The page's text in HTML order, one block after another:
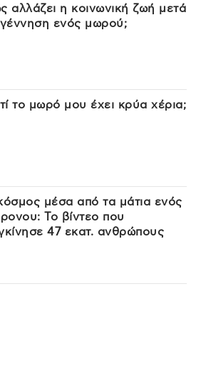
αλλάζει η κοινωνική ζωή μετά
ενός μωρού;
το μωρό μου έχει κρύα χέρια;
μέσα από τα μάτια ενός
Το βίντεο που
47 εκατ. ανθρώπους